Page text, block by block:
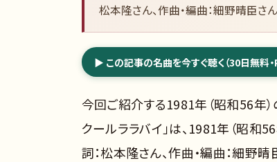
松本隆さん、作曲・編曲：細野晴臣さ
▶ この記事の名曲を今すぐ聴く（30日無料・
今回ご紹介する1981年（昭和56年）
クールララバイ」は、1981年（昭和
詞：松本隆さん、作曲・編曲：細野晴